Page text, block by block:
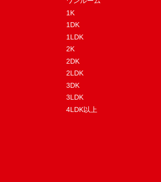
1K
1DK
1LDK
2K
2DK
2LDK
3DK
3LDK
4LDK以上